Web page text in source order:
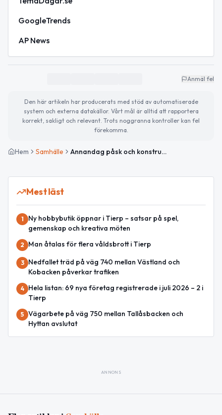
GoogleTrends
AP News
Anmäl fel
Den här artikeln har producerats med stöd av automatiserade
system och externa datakällor. Vårt mål är alltid att rapportera
korrekt, sakligt och relevant. Trots noggranna kontroller kan fel
förekomma.
Hem Samhälle Annandag påsk och konstrunda – så ser dagen ut
Mest läst
1
Ny hobbybutik öppnar i Tierp – satsar på spel,
gemenskap och kreativa möten
2 Man åtalas för flera våldsbrott i Tierp
3
Nedfallet träd på väg 740 mellan Västland och
Kobacken påverkar trafiken
4
Hela listan: 69 nya företag registrerade i juli 2026 – 2 i
Tierp
5 Vägarbete på väg 750 mellan Tallåsbacken och
Hyttan avslutat
ANNONS